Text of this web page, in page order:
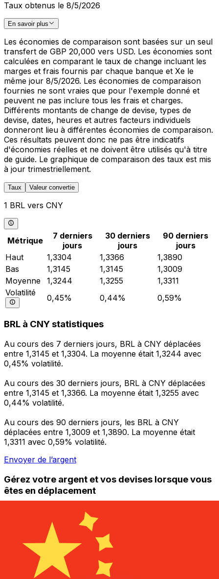
Taux obtenus le 8/5/2026
En savoir plus
Les économies de comparaison sont basées sur un seul
transfert de GBP 20,000 vers USD. Les économies sont
calculées en comparant le taux de change incluant les
marges et frais fournis par chaque banque et Xe le
même jour 8/5/2026. Les économies de comparaison
fournies ne sont vraies que pour l'exemple donné et
peuvent ne pas inclure tous les frais et charges.
Différents montants de change de devise, types de
devise, dates, heures et autres facteurs individuels
donneront lieu à différentes économies de comparaison.
Ces résultats peuvent donc ne pas être indicatifs
d'économies réelles et ne doivent être utilisés qu'à titre
de guide. Le graphique de comparaison des taux est mis
à jour trimestriellement.
Taux Valeur convertie
1 BRL vers CNY
Métrique
7 derniers
jours
30 derniers
jours
90 derniers
jours
Haut
1,3304 1,3366
1,3890
Bas
1,3145 1,3145
1,3009
Moyenne
1,3244 1,3255
1,3311
Volatilité
0,45% 0,44% 0,59%
BRL à CNY statistiques
Au cours des 7 derniers jours, BRL à CNY déplacées
entre 1,3145 et 1,3304. La moyenne était 1,3244 avec
0,45% volatilité.
Au cours des 30 derniers jours, BRL à CNY déplacées
entre 1,3145 et 1,3366. La moyenne était 1,3255 avec
0,44% volatilité.
Au cours des 90 derniers jours, les BRL à CNY
déplacées entre 1,3009 et 1,3890. La moyenne était
1,3311 avec 0,59% volatilité.
Envoyer de l’argent
Gérez votre argent et vos devises lorsque vous
êtes en déplacement
L'application Xe réunit toutes les fonctionnalités
nécessaires pour vos transferts d'argent internationaux
et la gestion de vos devises. Convertissez des devises,
programmez des alertes de taux et transférez de
l'argent à l'étranger sans frais cachés. Téléchargez
l'application dès aujourd'hui !